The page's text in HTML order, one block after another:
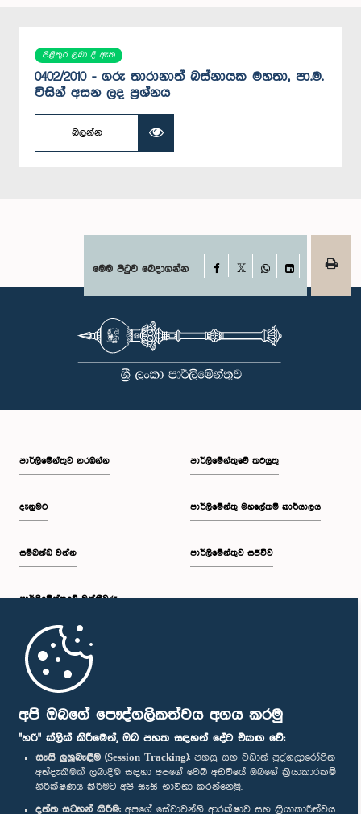
අපි ඔබගේ පෞද්ගලිකත්වය අගය කරමු
"හරි" ක්ලික් කිරීමෙන්, ඔබ පහත සඳහන් දේට එකඟ වේ:
සැසි ලුහුබැඳීම (Session Tracking): පහසු සහ වඩාත් පුද්ගලාරෝපිත
අත්දැකීමක් ලබාදීම සඳහා අපගේ වෙබ් අඩවියේ ඔබගේ ක්‍රියාකාරකම්
නිරීක්ෂණය කිරීමට අපි සැසි භාවිතා කරන්නෙමු.
දත්ත සටහන් කිරීම: අපගේ සේවාවන්හි ආරක්ෂාව සහ ක්‍රියාකාරීත්වය
පිළිතුර ලබා දී ඇත
0402/2010 - ගරු තාරානාත් බස්නායක මහතා, පා.ම.
විසින් අසන ලද ප්‍රශ්නය
බලන්න
මෙම පිටුව බෙදාගන්න Facebook
WhatsAppLinkedIn
පාර්ලි‌මේන්තුව නරඹන්න
දැනුමට
සම්බන්ධ වන්න
පාර්ලි‌මේන්තුවේ මන්ත්‍රීවරු
මුල් පිටුව
පාර්ලිමේන්තුවේ කටයුතු
පාර්ලිමේන්තු මහලේකම් කාර්යාලය
පාර්ලිමේන්තුව සජීවීව
පාර්ලිමේන්තු ජංගම යෙදුම
අප හා සම්බන්ධ වී සිටින්න :